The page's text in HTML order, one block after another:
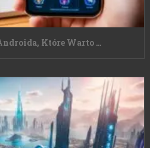
Które Warto …